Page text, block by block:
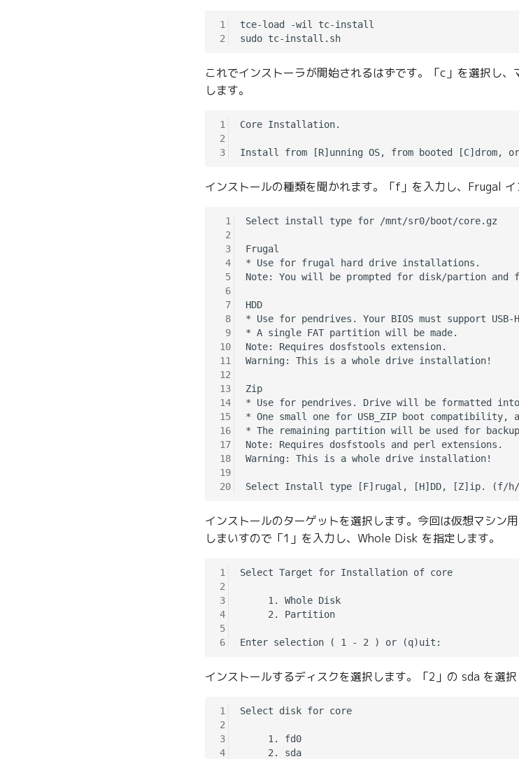
1
2
tce-load -wil tc-install
sudo tc-install.sh
これでインストーラが開始されるはずです。「c」を選択し
します。
1
2
3
Core Installation.
インストールの種類を聞かれます。「f」を入力し、Frugal イ
1
2
3
4
5
6
7
8
9
10
11
12
13
14
15
16
17
18
19
20
Select install type for /mnt/sr0/boot/core.gz
Frugal
* Use for frugal hard drive installations.
Note: You will be prompted for disk/partion and
HDD
* Use for pendrives. Your BIOS must support USB-
* A single FAT partition will be made.
Note: Requires dosfstools extension.
Warning: This is a whole drive installation!
Zip
* Use for pendrives. Drive will be formatted
* One small one for USB_ZIP boot compatibility,
* The remaining partition will be used for
Note: Requires dosfstools and perl extensions.
Warning: This is a whole drive installation!
インストールのターゲットを選択します。今回は仮想マシン
しまいすので「1」を入力し、Whole Disk を指定します。
1
2
3
4
5
6
Select Target for Installation of core
     1. Whole Disk
     2. Partition
インストールするディスクを選択します。「2」の sda を選択
1
2
3
4
Select disk for core
     1. fd0
     2. sda